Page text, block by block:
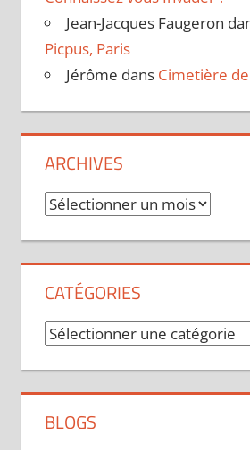
Jean-Jacques Faugeron
Picpus, Paris
Jérôme dans Cimetière
ARCHIVES
Archives
CATÉGORIES
Catégories
BLOGS